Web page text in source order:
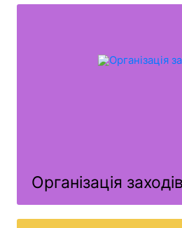
Організація заходів